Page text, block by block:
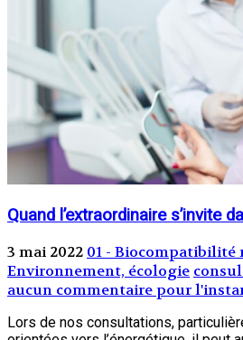
Quand l’extraordinaire s’invite
3 mai 2022 01 - Biocompatibilité
Environnement, écologie
aucun commentaire pour
Lors de nos consultations,